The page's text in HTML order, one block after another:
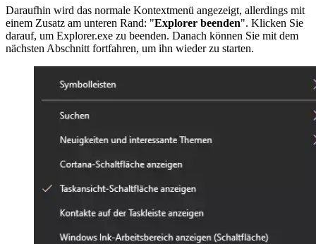
Daraufhin wird das normale Kontextmenü angezeigt, allerdings mit
einem Zusatz am unteren Rand: "Explorer beenden". Klicken Sie
darauf, um Explorer.exe zu beenden. Danach können Sie mit dem
nächsten Abschnitt fortfahren, um ihn wieder zu starten.